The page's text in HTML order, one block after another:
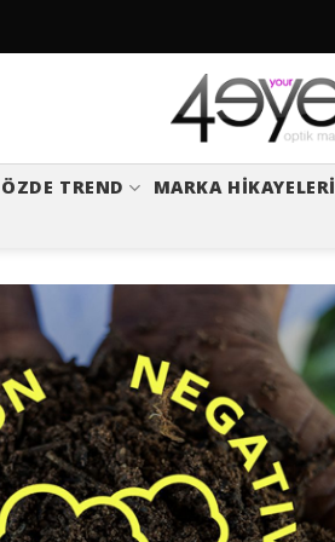
TREND MARKA HIKAYELERI